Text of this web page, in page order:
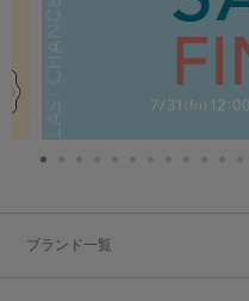
ブランド一覧